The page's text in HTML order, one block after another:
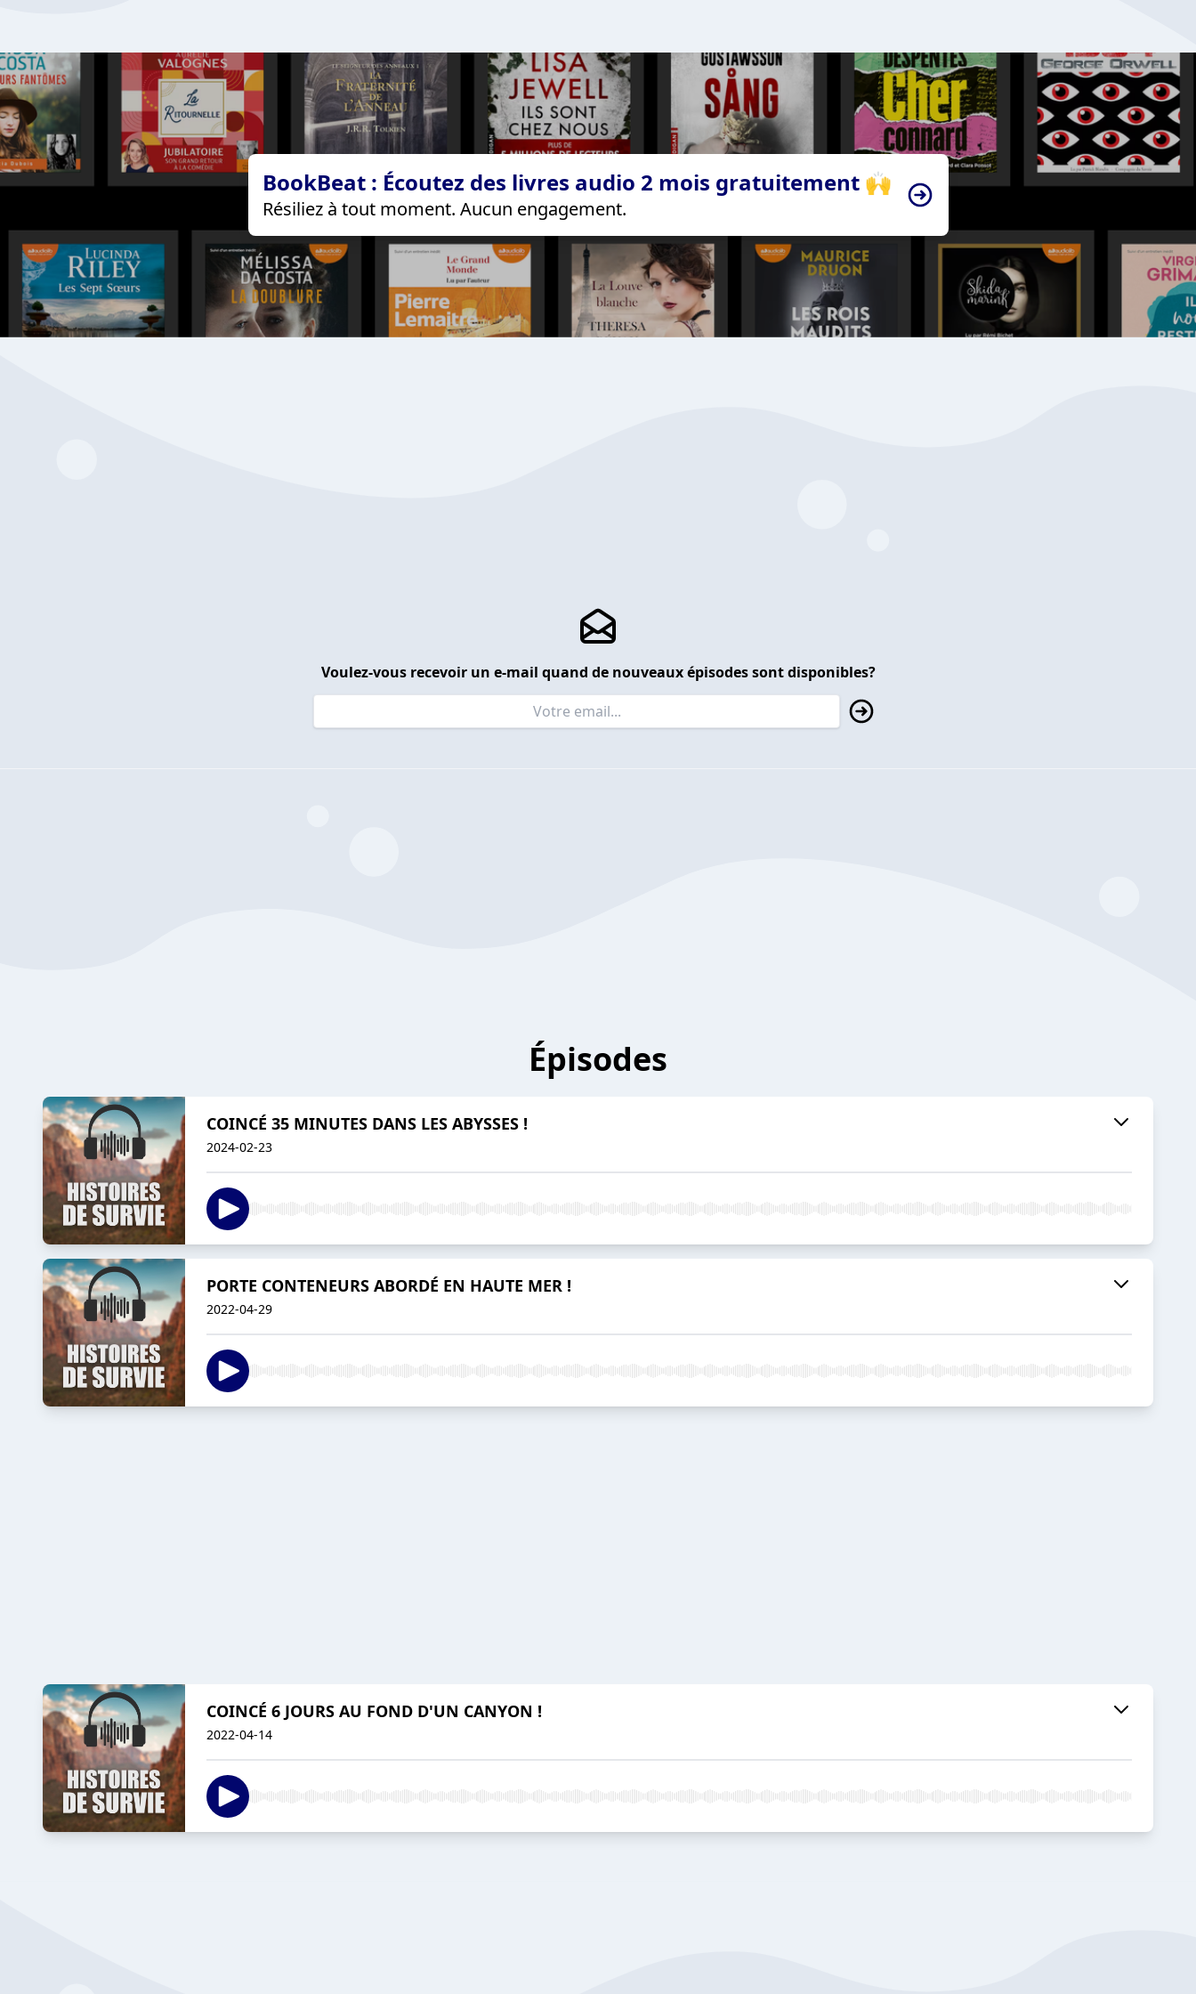
BookBeat : Écoutez des livres audio 2 mois gratuitement 🙌
Résiliez à tout moment. Aucun engagement.
Voulez-vous recevoir un e-mail quand de nouveaux épisodes sont disponibles?
Épisodes
COINCÉ 35 MINUTES DANS LES ABYSSES !
2024-02-23
PORTE CONTENEURS ABORDÉ EN HAUTE MER !
2022-04-29
COINCÉ 6 JOURS AU FOND D'UN CANYON !
2022-04-14